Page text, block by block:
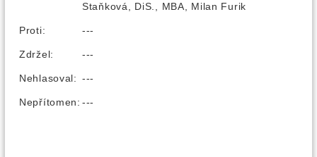
Staňková, DiS., MBA, Milan Furik
Proti: ---
Zdržel: ---
Nehlasoval: ---
Nepřítomen: ---